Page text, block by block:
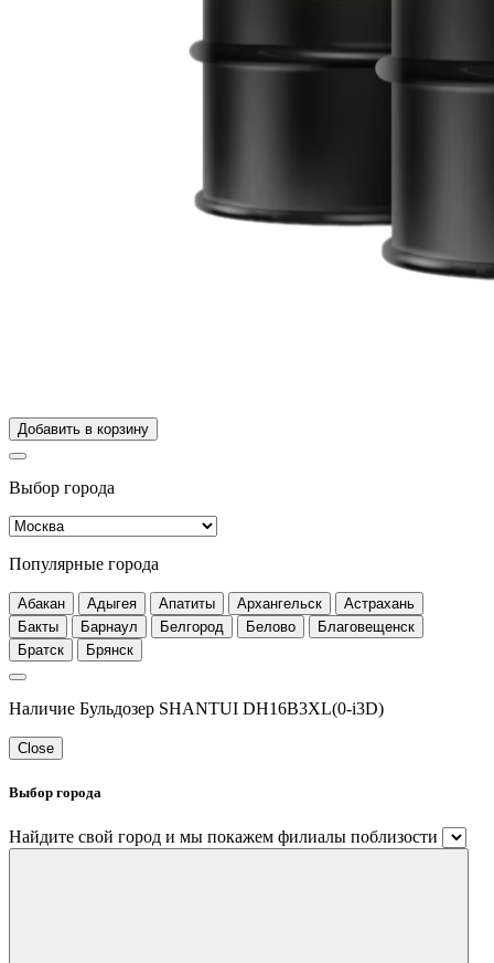
Добавить в корзину
Выбор города
Популярные города
Абакан Адыгея Апатиты Архангельск
Астрахань
Бакты
Барнаул Белгород Белово
Благовещенск
Братск
Брянск
Наличие Бульдозер SHANTUI DH16B3XL(0-i3D)
Close
Выбор города
Найдите свой город и мы покажем филиалы поблизости